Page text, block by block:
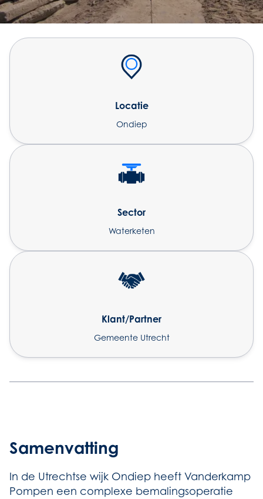
Locatie
Ondiep
Sector
Waterketen
Klant/Partner
Gemeente Utrecht
Samenvatting
In de Utrechtse wijk Ondiep heeft Vanderkamp
Pompen een complexe bemalingsoperatie